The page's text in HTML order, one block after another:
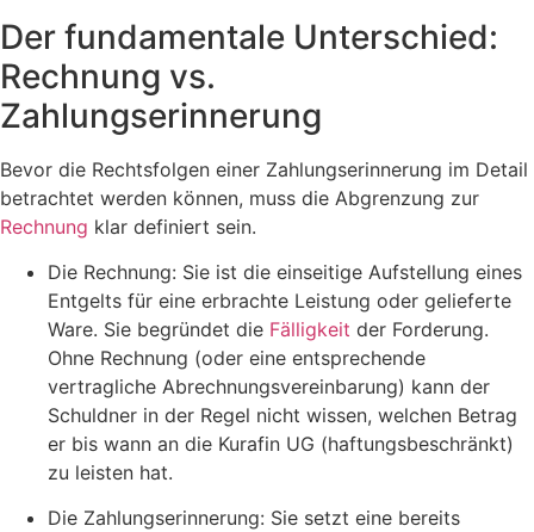
Der fundamentale Unterschied:
Rechnung vs.
Zahlungserinnerung
Bevor die Rechtsfolgen einer Zahlungserinnerung im Detail
betrachtet werden können, muss die Abgrenzung zur
Rechnung klar definiert sein.
Die Rechnung: Sie ist die einseitige Aufstellung eines
Entgelts für eine erbrachte Leistung oder gelieferte
Ware. Sie begründet die Fälligkeit der Forderung.
Ohne Rechnung (oder eine entsprechende
vertragliche Abrechnungsvereinbarung) kann der
Schuldner in der Regel nicht wissen, welchen Betrag
er bis wann an die Kurafin UG (haftungsbeschränkt)
zu leisten hat.
Die Zahlungserinnerung: Sie setzt eine bereits